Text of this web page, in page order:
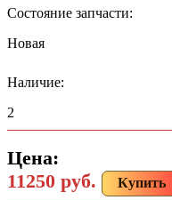
Состояние запчасти:
Новая
Наличие:
2
Цена:
11250 руб.
Купить